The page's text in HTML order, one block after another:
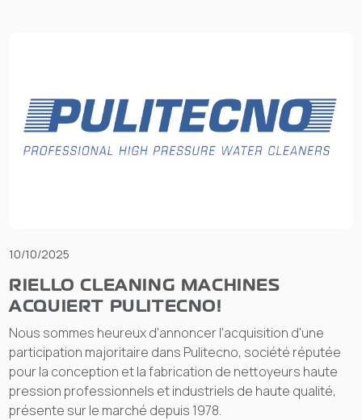
10/10/2025
RIELLO CLEANING MACHINES
ACQUIERT PULITECNO!
Nous sommes heureux d'annoncer l'acquisition d'une
participation majoritaire dans Pulitecno, société réputée
pour la conception et la fabrication de nettoyeurs haute
pression professionnels et industriels de haute qualité,
présente sur le marché depuis 1978.